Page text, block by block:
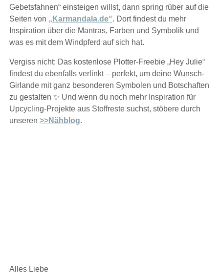
Gebetsfahnen“ einsteigen willst, dann spring rüber auf die
Seiten von „Karmandala.de“. Dort findest du mehr
Inspiration über die Mantras, Farben und Symbolik und
was es mit dem Windpferd auf sich hat.
Vergiss nicht: Das kostenlose Plotter-Freebie „Hey Julie“
findest du ebenfalls verlinkt – perfekt, um deine Wunsch-
Girlande mit ganz besonderen Symbolen und Botschaften
zu gestalten ✨ Und wenn du noch mehr Inspiration für
Upcycling-Projekte aus Stoffreste suchst, stöbere durch
unseren >>Nähblog.
Alles Liebe